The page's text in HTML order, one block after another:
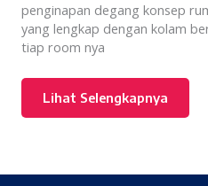
penginapan degang konsep
yang lengkap dengan kolam
tiap room nya
Lihat Selengkapnya